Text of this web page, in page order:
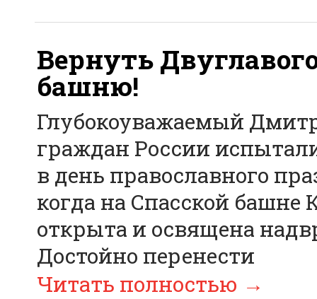
Вернуть
башню!
Глубокоуважаемый
граждан России
в день православного
когда на Спасской
открыта и освящена
Достойно перенести
Читать полностью →